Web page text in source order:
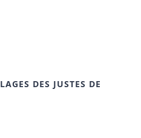
DES JUSTES DE